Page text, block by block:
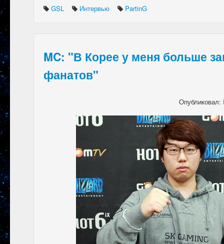
GSL Интервью PartinG
MC: "В Корее у меня больше
фанатов"
Опубликовал: